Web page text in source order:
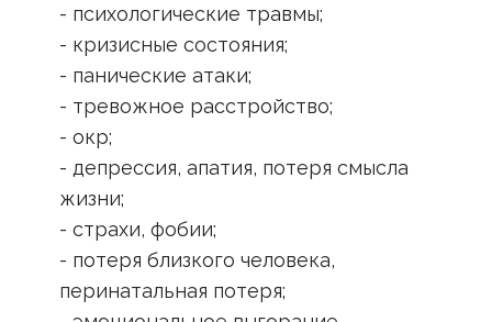
- психологические травмы;
- кризисные состояния;
- панические атаки;
- тревожное расстройство;
- окр;
- депрессия, апатия, потеря смысла
жизни;
- страхи, фобии;
- потеря близкого человека,
перинатальная потеря;